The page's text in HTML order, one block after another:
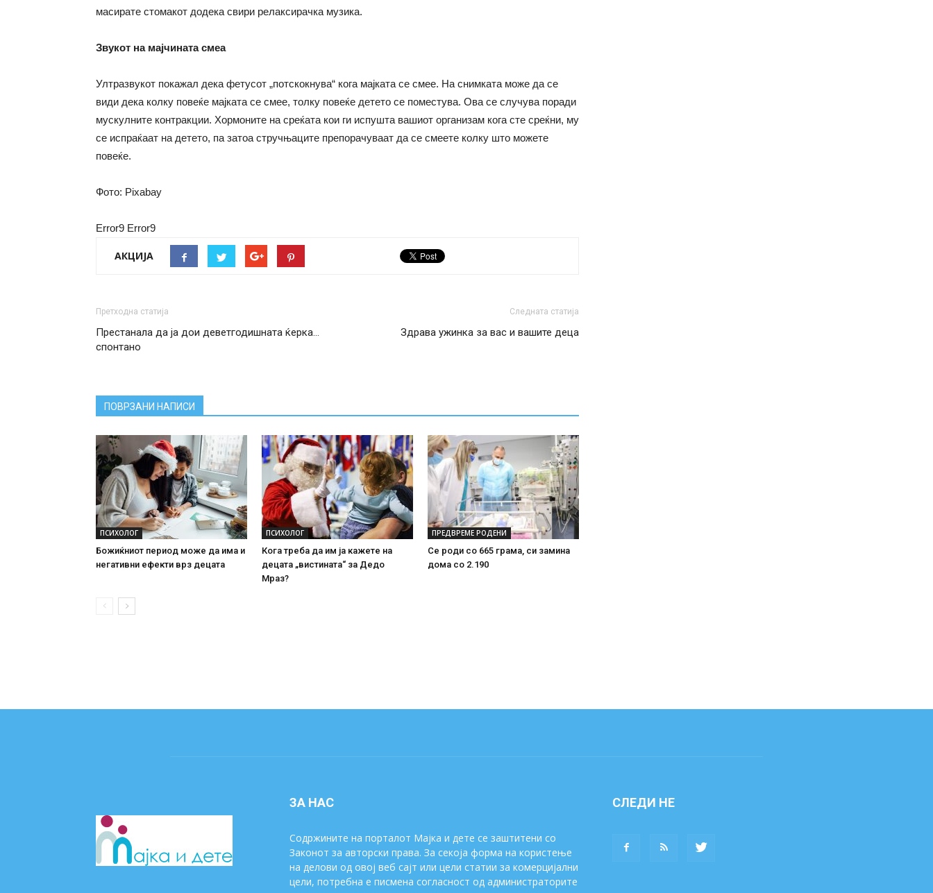
масирате стомакот додека свири релаксирачка музика.
Звукот на мајчината смеа
Ултразвукот покажал дека фетусот „потскокнува“ кога мајката се смее. На снимката може да се
види дека колку повеќе мајката се смее, толку повеќе детето се поместува. Ова се случува поради
мускулните контракции. Хормоните на среќата кои ги испушта вашиот организам кога сте среќни, му
се испраќаат на детето, па затоа стручњаците препорачуваат да се смеете колку што можете
повеќе.
Фото: Pixabay
Error9 Error9
АКЦИЈА
Претходна статија
Престанала да ја дои деветгодишната ќерка…
спонтано
Следната статија
Здрава ужинка за вас и вашите деца
ПОВРЗАНИ НАПИСИ
ПСИХОЛОГ
Божиќниот период може да има и
негативни ефекти врз децата
ПСИХОЛОГ
Кога треба да им ја кажете на
децата „вистината“ за Дедо
Мраз?
ПРЕДВРЕМЕ РОДЕНИ
Се роди со 665 грама, си замина
дома со 2.190
ЗА НАС
Содржините на порталот Мајка и дете се заштитени со
Законот за авторски права. За секоја форма на користење
на делови од овој веб сајт или цели статии за комерцијални
цели, потребна е писмена согласност од администраторите
СЛЕДИ НЕ